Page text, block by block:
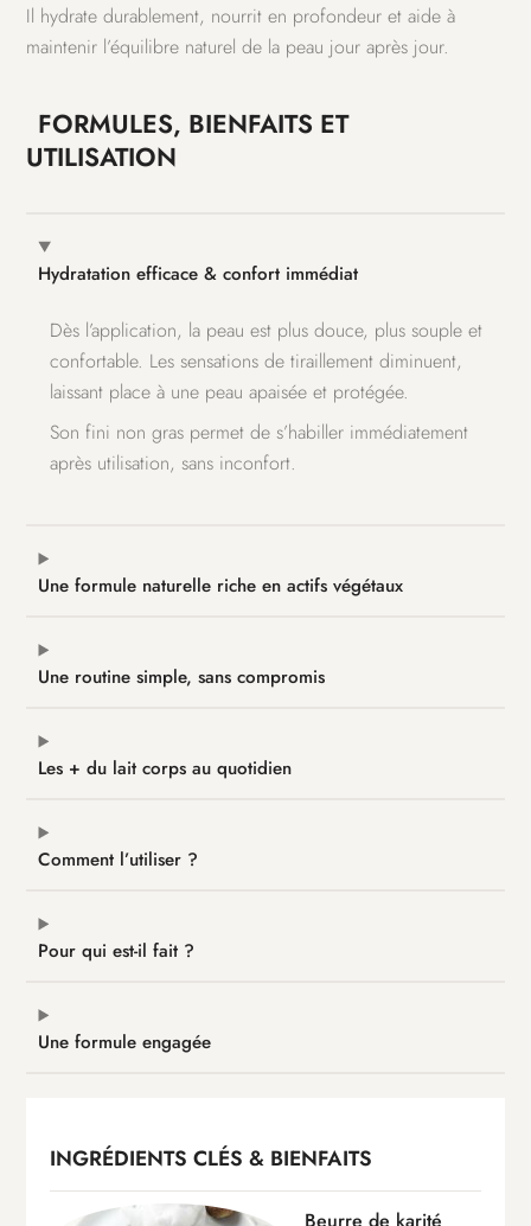
Il hydrate durablement, nourrit en profondeur et aide à
maintenir l’équilibre naturel de la peau jour après jour.
FORMULES, BIENFAITS ET
UTILISATION
Hydratation efficace & confort immédiat
Dès l’application, la peau est plus douce, plus souple et
confortable. Les sensations de tiraillement diminuent,
laissant place à une peau apaisée et protégée.
Son fini non gras permet de s’habiller immédiatement
après utilisation, sans inconfort.
Une formule naturelle riche en actifs végétaux
Une routine simple, sans compromis
Les + du lait corps au quotidien
Comment l’utiliser ?
Pour qui est-il fait ?
Une formule engagée
INGRÉDIENTS CLÉS & BIENFAITS
Beurre de karité